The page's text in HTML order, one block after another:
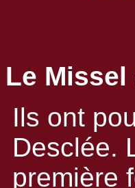
Le
Ils ont
Desclée.
première